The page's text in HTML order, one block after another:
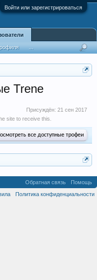
Войти или зарегистрироваться
Trene
Присуждён: 21 сен 2017
site to receive this.
все доступные трофеи
Обратная связь
Помощь
Политика конфиденциальности